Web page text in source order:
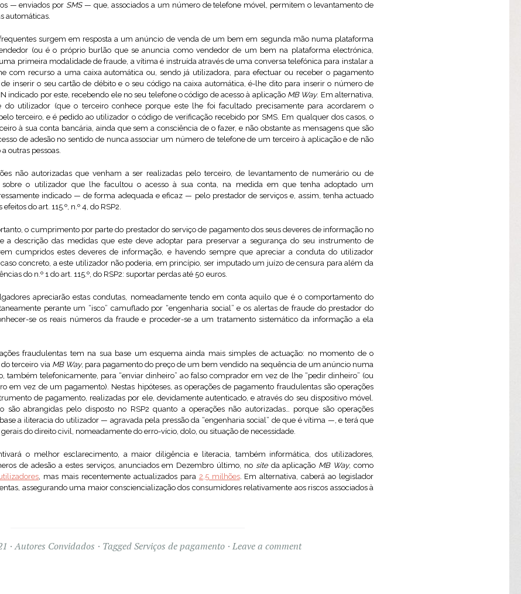
— enviados por SMS— que, associados a um número de telefone móvel, permitem o levantamento de
automáticas.
surgem em resposta a um anúncio de venda de um bem em segunda mão numa plataforma
(ou é o próprio burlão que se anuncia como vendedor de um bem na plataforma electrónica,
primeira modalidade de fraude, a vítima é instruída através de uma conversa telefónica para instalar a
com recurso a uma caixa automática ou, sendo já utilizadora, para efectuar ou receber o pagamento
de inserir o seu cartão de débito e o seu código na caixa automática, é-lhe dito para inserir o número de
indicado por este, recebendo ele no seu telefone o código de acesso à aplicação MB Way. Em alternativa,
utilizador (que o terceiro conhece porque este lhe foi facultado precisamente para acordarem o
terceiro, e é pedido ao utilizador o código de verificação recebido por SMS. Em qualquer dos casos, o
à sua conta bancária, ainda que sem a consciência de o fazer, e não obstante as mensagens que são
de adesão no sentido de nunca associar um número de telefone de um terceiro à aplicação e de não
outras pessoas.
não autorizadas que venham a ser realizadas pelo terceiro, de levantamento de numerário ou de
sobre o utilizador que lhe facultou o acesso à sua conta, na medida em que tenha adoptado um
indicado — de forma adequada e eficaz — pelo prestador de serviços e, assim, tenha actuado
do art. 115.º, n.º 4, do RSP2.
o cumprimento por parte do prestador do serviço de pagamento dos seus deveres de informação no
a descrição das medidas que este deve adoptar para preservar a segurança do seu instrumento de
cumpridos estes deveres de informação, e havendo sempre que apreciar a conduta do utilizador
concreto, a este utilizador não poderia, em princípio, ser imputado um juízo de censura para além da
do n.º 1 do art. 115.º, do RSP2: suportar perdas até 50 euros.
apreciarão estas condutas, nomeadamente tendo em conta aquilo que é o comportamento do
perante um “isco” camuflado por “engenharia social” e os alertas de fraude do prestador do
se os reais números da fraude e proceder-se a um tratamento sistemático da informação a ela
fraudulentas tem na sua base um esquema ainda mais simples de actuação: no momento de o
terceiro via MB Way, para pagamento do preço de um bem vendido na sequência de um anúncio numa
também telefonicamente, para “enviar dinheiro” ao falso comprador em vez de lhe “pedir dinheiro” (ou
em vez de um pagamento). Nestas hipóteses, as operações de pagamento fraudulentas são operações
de pagamento, realizadas por ele, devidamente autenticado, e através do seu dispositivo móvel.
são abrangidas pelo disposto no RSP2 quanto a operações não autorizadas… porque são operações
a iliteracia do utilizador — agravada pela pressão da “engenharia social” de que é vítima —, e terá que
do direito civil, nomeadamente do erro-vício, dolo, ou situação de necessidade.
o melhor esclarecimento, a maior diligência e literacia, também informática, dos utilizadores,
de adesão a estes serviços, anunciados em Dezembro último, no siteda aplicação MB Way, como
, mas mais recentemente actualizados para 2,5 milhões. Em alternativa, caberá ao legislador
assegurando uma maior consciencialização dos consumidores relativamente aos riscos associados à
Autores Convidados TaggedServiços de pagamento Leave a comment